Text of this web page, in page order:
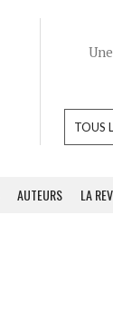
TOUS
AUTEURS LA